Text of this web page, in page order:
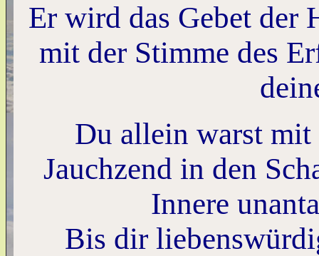
Er wird das Gebet der
mit der Stimme des
Du allein warst mit
Jauchzend in den
Innere
Bis dir